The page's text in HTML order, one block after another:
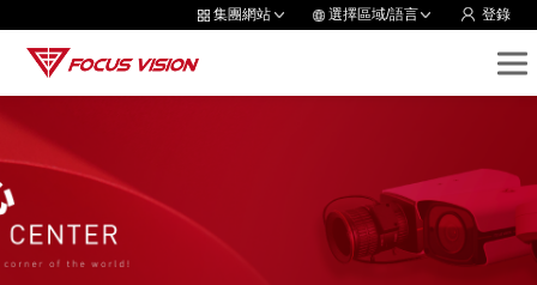
集團網站 選擇區域/語言 登錄